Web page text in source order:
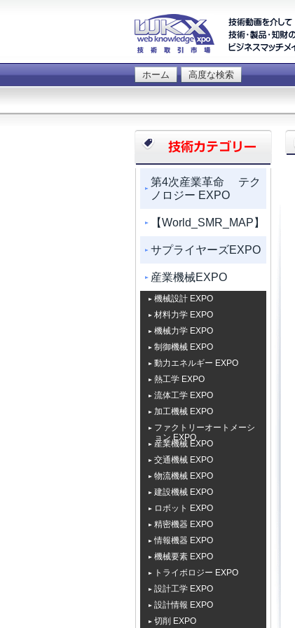
ホーム 高度な検索
第4次産業革命 テク
ノロジー EXPO
【World_SMR_MAP】
サプライヤーズEXPO
産業機械EXPO
機械設計 EXPO
材料力学 EXPO
機械力学 EXPO
制御機械 EXPO
動力エネルギー EXPO
熱工学 EXPO
流体工学 EXPO
加工機械 EXPO
ファクトリーオートメーシ
ョン EXPO
産業機械 EXPO
交通機械 EXPO
物流機械 EXPO
建設機械 EXPO
ロボット EXPO
精密機器 EXPO
情報機器 EXPO
機械要素 EXPO
トライボロジー EXPO
設計工学 EXPO
設計情報 EXPO
切削 EXPO